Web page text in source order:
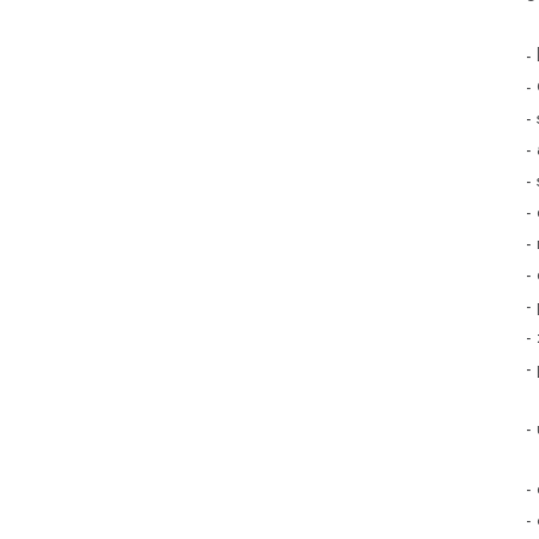
-
-
-
-
-
-
-
-
-
-
-
-
-
-